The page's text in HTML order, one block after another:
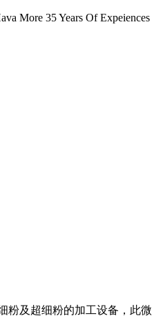
More 35 Years Of Expeiences
粉及超细粉的加工设备，此微